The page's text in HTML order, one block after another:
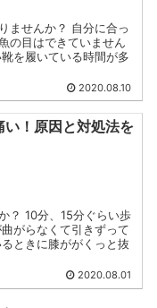
ませんか？ 自分に合っ
の目はできていません
を履いている時間が多
2020.08.10
い！原因と対処法を
？ 10分、15分ぐらい歩
がらなくて引きずって
ときに膝ががくっと抜
2020.08.01